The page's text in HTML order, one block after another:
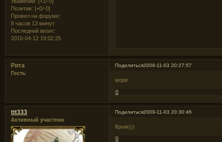
Позитив: [+0/-0]
Провел на форуме:
8 часов 13 минут
Последний визит:
2010-04-12 19:02:25
Поделиться2009-11-03 20:27:57
Рита
Гость
море
0
Поделиться2009-11-03 20:30:46
ttt333
Активный участник
Крым)))
0